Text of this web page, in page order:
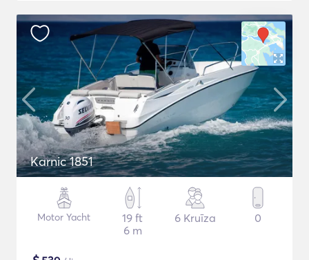
Karnic 1851
Motor Yacht
19 ft
6 m
6 Kruīza 0